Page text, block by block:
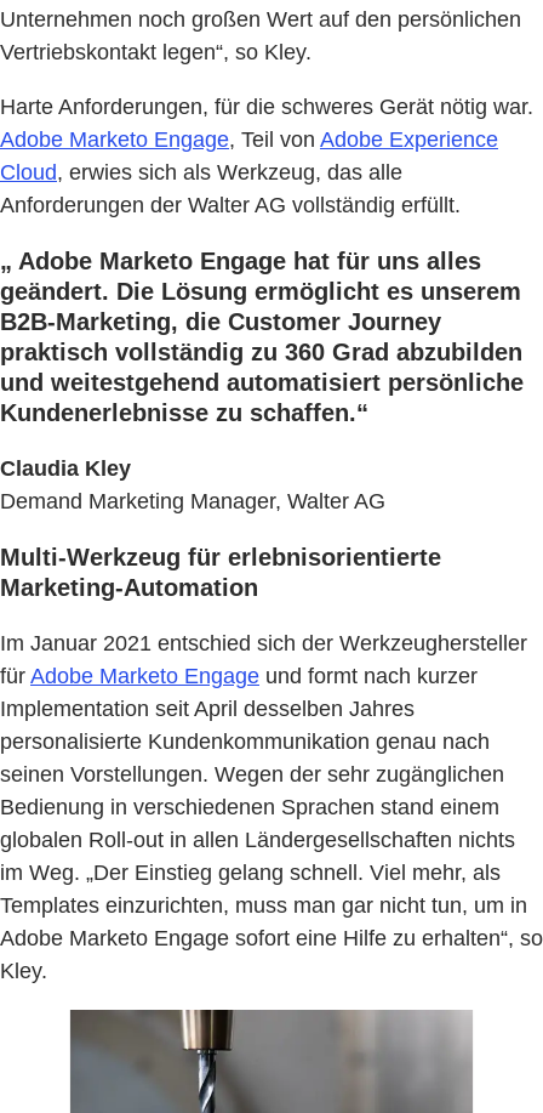
Unternehmen noch großen Wert auf den persönlichen
Vertriebskontakt legen“, so Kley.
Harte Anforderungen, für die schweres Gerät nötig war.
Adobe Marketo Engage, Teil von Adobe Experience
Cloud, erwies sich als Werkzeug, das alle
Anforderungen der Walter AG vollständig erfüllt.
„ Adobe Marketo Engage hat für uns alles
geändert. Die Lösung ermöglicht es unserem
B2B-Marketing, die Customer Journey
praktisch vollständig zu 360 Grad abzubilden
und weitestgehend automatisiert persönliche
Kundenerlebnisse zu schaffen.“
Claudia Kley
Demand Marketing Manager, Walter AG
Multi-Werkzeug für erlebnisorientierte
Marketing-Automation
Im Januar 2021 entschied sich der Werkzeughersteller
für Adobe Marketo Engage und formt nach kurzer
Implementation seit April desselben Jahres
personalisierte Kundenkommunikation genau nach
seinen Vorstellungen. Wegen der sehr zugänglichen
Bedienung in verschiedenen Sprachen stand einem
globalen Roll-out in allen Ländergesellschaften nichts
im Weg. „Der Einstieg gelang schnell. Viel mehr, als
Templates einzurichten, muss man gar nicht tun, um in
Adobe Marketo Engage sofort eine Hilfe zu erhalten“, so
Kley.